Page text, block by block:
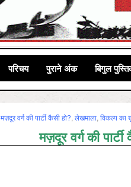
परिचय पुराने अंक बिगुल
मज़दूर वर्ग की पार्टी कैसी हो?, लेखमाला, विकल्‍प का
मज़दूर वर्ग की